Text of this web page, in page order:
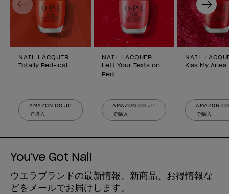
NAIL LACQUER
Totally Red-ical
AMAZON.CO.JP
で購入
NAIL LACQUER
Left Your Texts on
Red
AMAZON.CO.JP
で購入
NAIL
Kiss My Aries
で購入
You've Got Nail
ウエラブランドの最新情報、新商品、お得情報な
どをメールでお届けします。